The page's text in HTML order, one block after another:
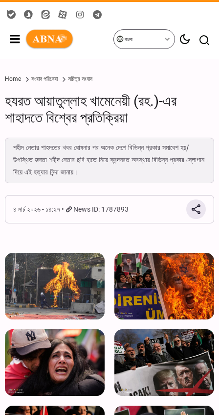
বাংলা
Home সংবাদ পরিষেবা সচিত্র সংবাদ
হযরত আয়াতুল্লাহ খামেনেয়ী (রহ.)-এর
শাহাদতে বিশ্বের প্রতিক্রিয়া
শহীদ নেতার শাহদতের খবর ঘোষনার পর অনেক দেশে বিভিন্ন প্রকার সমাবেশ হয়/
উপস্থিত জনতা শহীদ নেতার ছবি হাতে নিয়ে ক্রন্দনরত অবস্থায় বিভিন্ন প্রকার স্লোগান
দিয়ে এই হত্যার নিন্দা জানায়।
৪ মার্চ ২০২৬ - ১৪:২৭ News ID: 1787893